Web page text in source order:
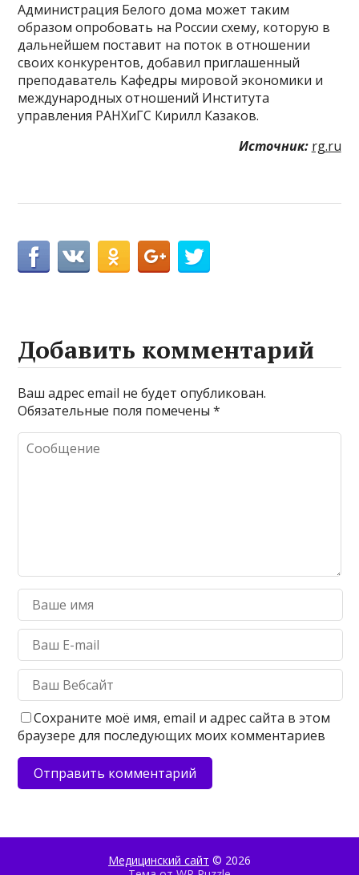
Администрация Белого дома может таким
образом опробовать на России схему, которую в
дальнейшем поставит на поток в отношении
своих конкурентов, добавил приглашенный
преподаватель Кафедры мировой экономики и
международных отношений Института
управления РАНХиГС Кирилл Казаков.
Источник: rg.ru
Добавить комментарий
Ваш адрес email не будет опубликован.
Обязательные поля помечены*
Сохраните моё имя, email и адрес сайта в этом
браузере для последующих моих комментариев
Медицинский сайт © 2026